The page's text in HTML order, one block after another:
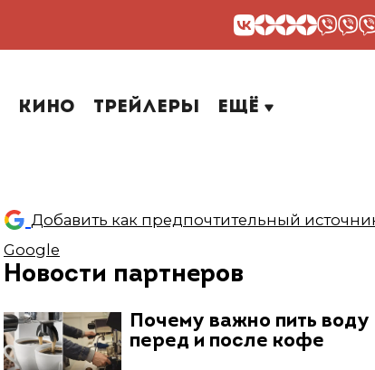
Кино Трейлеры Ещё
Добавить как предпочтительный
Google
Новости партнеров
Почему важно пить воду
перед и после кофе